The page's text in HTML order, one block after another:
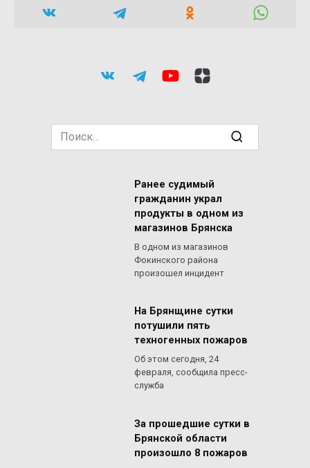
Search
for:
Ранее судимый
гражданин украл
продукты в одном из
магазинов Брянска
В одном из магазинов
Фокинского района
произошел инцидент
На Брянщине сутки
потушили пять
техногенных пожаров
Об этом сегодня, 24
февраля, сообщила пресс-
служба
За прошедшие сутки в
Брянской области
произошло 8 пожаров